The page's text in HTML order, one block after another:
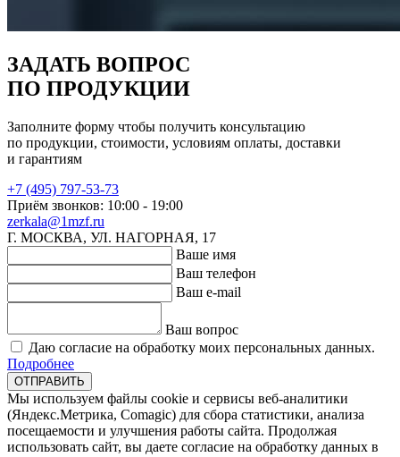
ЗАДАТЬ ВОПРОС
ПО ПРОДУКЦИИ
Заполните форму чтобы получить консультацию
по продукции, стоимости, условиям оплаты, доставки
и гарантиям
+7 (495) 797-53-73
Приём звонков: 10:00 - 19:00
zerkala@1mzf.ru
Г. МОСКВА, УЛ. НАГОРНАЯ, 17
Ваше имя
Ваш телефон
Ваш e-mail
Ваш вопрос
Даю согласие на обработку моих персональных данных.
Подробнее
ОТПРАВИТЬ
Мы используем файлы cookie и сервисы веб-аналитики
(Яндекс.Метрика, Comagic) для сбора статистики, анализа
посещаемости и улучшения работы сайта. Продолжая
использовать сайт, вы даете согласие на обработку данных в